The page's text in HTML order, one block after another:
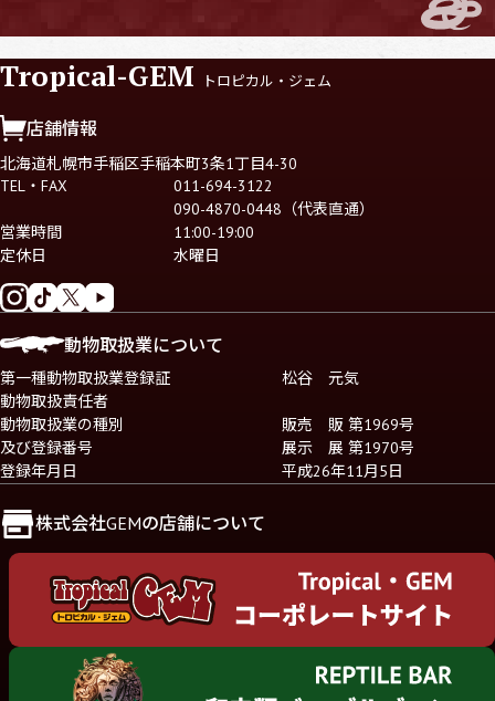
Tropical-GEM トロピカル・ジェム
店舗情報
北海道札幌市手稲区手稲本町3条1丁目4-30
TEL・FAX
011-694-3122
090-4870-0448（代表直通）
営業時間
11:00-19:00
定休日
水曜日
動物取扱業について
第一種動物取扱業登録証
動物取扱責任者
松谷 元気
動物取扱業の種別
及び登録番号
販売 販 第1969号
展示 展 第1970号
登録年月日
平成26年11月5日
株式会社GEMの店舗について